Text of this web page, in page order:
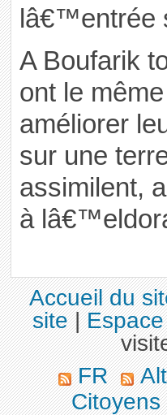
lâ€™entrée
A Boufarik
ont le
améliorer
sur une
assimilent,
à
Accueil du
site|
FR
Citoyens